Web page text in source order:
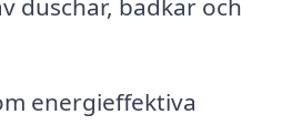
duschar, badkar och
energieffektiva